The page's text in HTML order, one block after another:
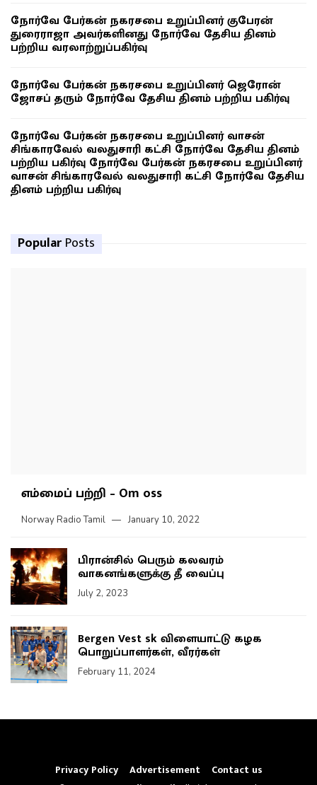
நோர்வே பேர்கன் நகரசபை உறுப்பினர் குபேரன்
துரைராஜா அவர்களினது நோர்வே தேசிய தினம்
பற்றிய வரலாற்றுப்பகிர்வு
நோர்வே பேர்கன் நகரசபை உறுப்பினர் ஜெரோன்
ஜோசப் தரும் நோர்வே தேசிய தினம் பற்றிய பகிர்வு
நோர்வே பேர்கன் நகரசபை உறுப்பினர் வாசன்
சிங்காரவேல் வலதுசாரி கட்சி நோர்வே தேசிய தினம்
பற்றிய பகிர்வு நோர்வே பேர்கன் நகரசபை உறுப்பினர்
வாசன் சிங்காரவேல் வலதுசாரி கட்சி நோர்வே தேசிய
தினம் பற்றிய பகிர்வு
Popular Posts
எம்மைப் பற்றி – Om oss
Norway Radio Tamil January 10, 2022
பிரான்சில் பெரும் கலவரம்
வாகனங்களுக்கு தீ வைப்பு
July 2, 2023
Bergen Vest sk விளையாட்டு கழக
பொறுப்பாளர்கள், வீரர்கள்
February 11, 2024
Privacy Policy Advertisement Contact us